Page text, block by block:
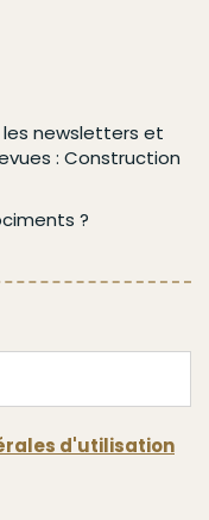
newsletters et
: Construction
?
d'utilisation